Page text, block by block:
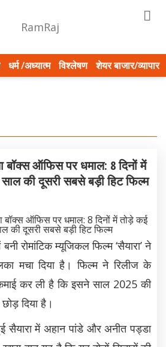
धर्म /अध्यात्म विश्लेषण शेयर बाजार/व्यापार
बॉक्स ऑफिस पर धमाल: 8 दिनों में
साल की दूसरी सबसे बड़ी हिट फिल्म
रोमांटिक म्यूजिकल फिल्म ‘सैयारा’ ने
मचा दिया है। फिल्म ने रिलीज के
कर ली है कि इसने साल 2025 की
दिया है।
सैयारा में अहान पांडे और अनीत पड्डा